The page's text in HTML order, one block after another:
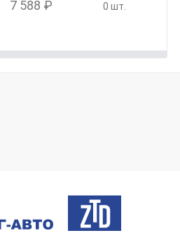
7 588 ₽ 0 шт.